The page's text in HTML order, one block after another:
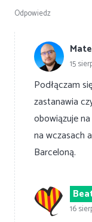
Odpowiedz
15
Podłączam
zastanawia
obowiązuje
na wczasach
Barceloną.
16